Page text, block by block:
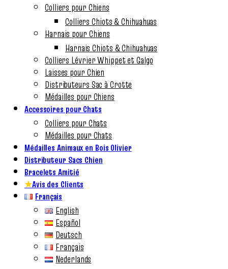
Colliers pour Chiens
Colliers Chiots & Chihuahuas
Harnais pour Chiens
Harnais Chiots & Chihuahuas
Colliers Lévrier Whippet et Galgo
Laisses pour Chien
Distributeurs Sac à Crotte
Médailles pour Chiens
Accessoires pour Chats
Colliers pour Chats
Médailles pour Chats
Médailles Animaux en Bois Olivier
Distributeur Sacs Chien
Bracelets Amitié
★Avis des Clients
Français
English
Español
Deutsch
Français
Nederlands